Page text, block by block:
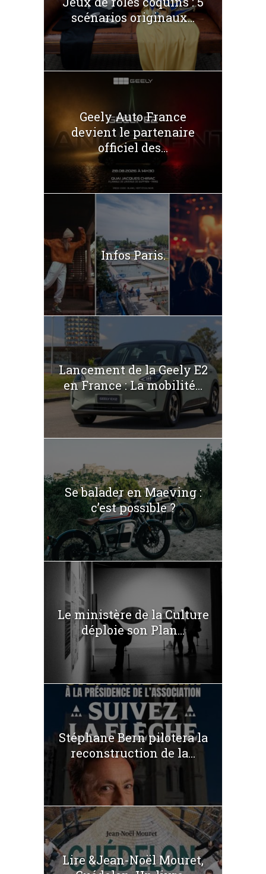
scénarios originaux...
Geely Auto France
devient le partenaire
officiel des...
Infos Paris.
Lancement de la Geely E2
en France : La mobilité...
Se balader en Maeving :
c’est possible ?
Le ministère de la Culture
déploie son Plan...
Stéphane Bern pilotera la
reconstruction de la...
Lire &Jean-Noël Mouret,